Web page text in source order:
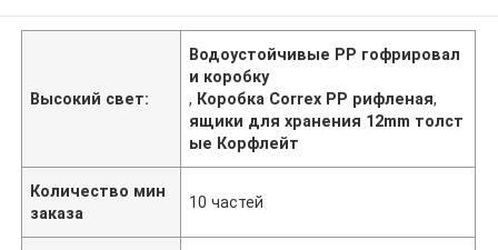
Высокий свет:
Водоустойчивые PP гофрировал
и коробку
, Коробка Correx PP рифленая,
ящики для хранения 12mm толст
ые Корфлейт
Количество мин
заказа
10 частей